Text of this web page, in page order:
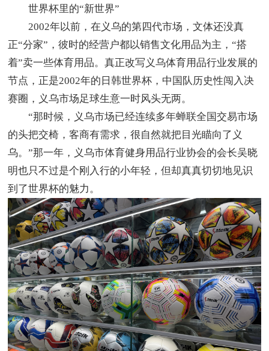
世界杯里的“新世界”
2002年以前，在义乌的第四代市场，文体还没真
正“分家”，彼时的经营户都以销售文化用品为主，“搭
着”卖一些体育用品。真正改写义乌体育用品行业发展的
节点，正是2002年的日韩世界杯，中国队历史性闯入决
赛圈，义乌市场足球生意一时风头无两。
“那时候，义乌市场已经连续多年蝉联全国交易市场
的头把交椅，客商有需求，很自然就把目光瞄向了义
乌。”那一年，义乌市体育健身用品行业协会的会长吴晓
明也只不过是个刚入行的小年轻，但却真真切切地见识
到了世界杯的魅力。